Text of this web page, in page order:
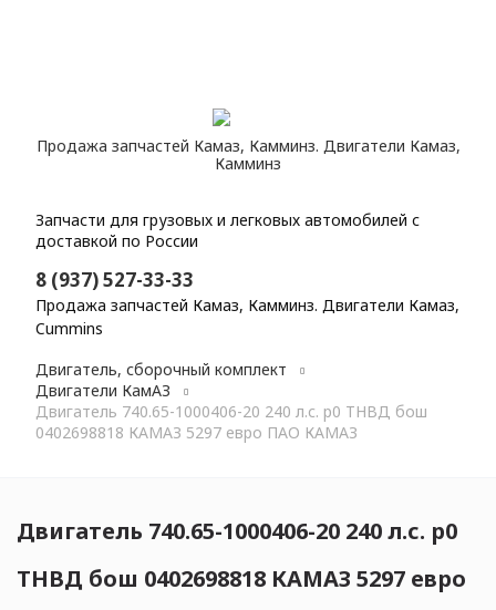
Продажа запчастей Камаз, Камминз. Двигатели Камаз,
Камминз
Запчасти для грузовых и легковых автомобилей с
доставкой по России
8 (937) 527-33-33
Продажа запчастей Камаз, Камминз. Двигатели Камаз,
Cummins
Двигатель, сборочный комплект
Двигатели КамАЗ
Двигатель 740.65-1000406-20 240 л.с. р0 ТНВД бош
0402698818 КАМАЗ 5297 евро ПАО КАМАЗ
Двигатель 740.65-1000406-20 240 л.с. р0
ТНВД бош 0402698818 КАМАЗ 5297 евро